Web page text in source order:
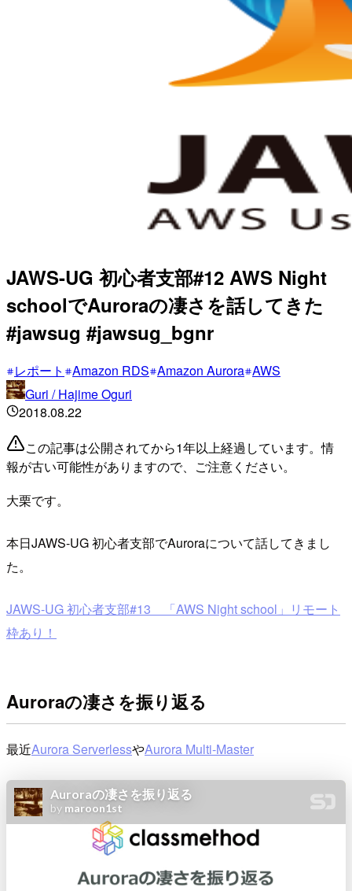
JAWS-UG 初心者支部#12 AWS Night
schoolでAuroraの凄さを話してきた
#jawsug #jawsug_bgnr
レポート Amazon RDS Amazon Aurora AWS
Guri / Hajime Oguri
2018.08.22
この記事は公開されてから1年以上経過しています。情
報が古い可能性がありますので、ご注意ください。
大栗です。
本日JAWS-UG 初心者支部でAuroraについて話してきまし
た。
JAWS-UG 初心者支部#13 「AWS Night school」リモート
枠あり！
Auroraの凄さを振り返る
最近Aurora ServerlessやAurora Multi-Master